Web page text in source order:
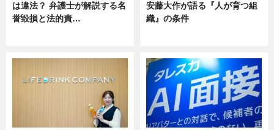
は違法？ 弁護士が解説する名
誉毀損と法的責…
安藤大作が語る『人が育つ組
織』の条件